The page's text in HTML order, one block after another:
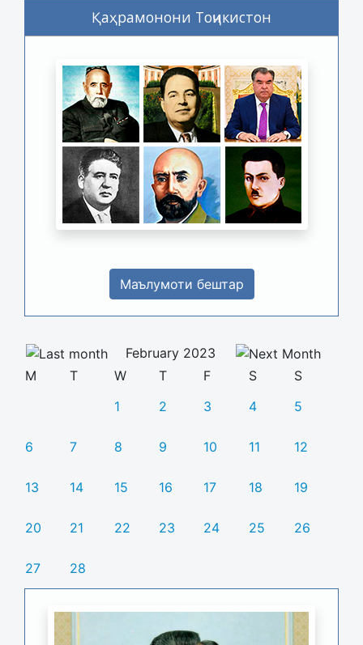
Қаҳрамонони Тоҷикистон
Маълумоти бештар
February 2023
M
T W T F S
S
1
2 3 4 5
6 7 8 9 10 11 12
13 14 15 16 17 18 19
20 21 22 23 24 25 26
27 28